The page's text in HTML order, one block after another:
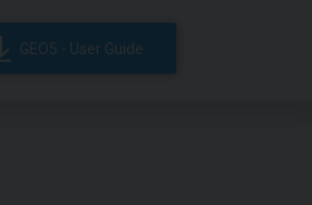
GEO5 - User Guide